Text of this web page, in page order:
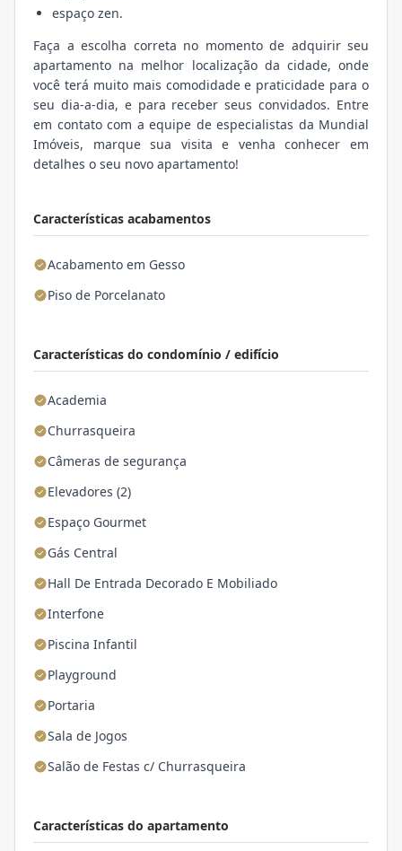
Características acabamentos
Acabamento em Gesso
Piso de Porcelanato
Características do condomínio / edifício
Academia
Churrasqueira
Câmeras de segurança
Elevadores (2)
Espaço Gourmet
Gás Central
Hall De Entrada Decorado E Mobiliado
Interfone
Piscina Infantil
Playground
Portaria
Sala de Jogos
Salão de Festas c/ Churrasqueira
Características do apartamento
espaço zen.
Faça a escolha correta no momento de adquirir seu
apartamento na melhor localização da cidade, onde
você terá muito mais comodidade e praticidade para o
seu dia-a-dia, e para receber seus convidados. Entre
em contato com a equipe de especialistas da Mundial
Imóveis, marque sua visita e venha conhecer em
detalhes o seu novo apartamento!